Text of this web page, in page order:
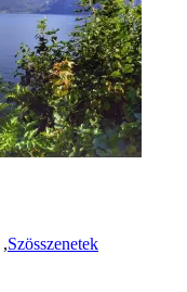
,Szösszenetek